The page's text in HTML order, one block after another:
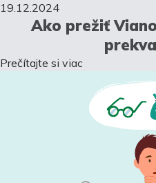
19.12.2024
Ako prežiť
Prečítajte si viac